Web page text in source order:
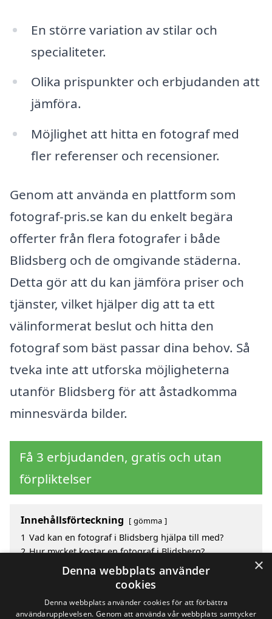
En större variation av stilar och
specialiteter.
Olika prispunkter och erbjudanden att
jämföra.
Möjlighet att hitta en fotograf med
fler referenser och recensioner.
Genom att använda en plattform som
fotograf-pris.se kan du enkelt begära
offerter från flera fotografer i både
Blidsberg och de omgivande städerna.
Detta gör att du kan jämföra priser och
tjänster, vilket hjälper dig att ta ett
välinformerat beslut och hitta den
fotograf som bäst passar dina behov. Så
tveka inte att utforska möjligheterna
utanför Blidsberg för att åstadkomma
minnesvärda bilder.
Få 3 erbjudanden, gratis och utan
förpliktelser
Innehållsförteckning gömma
1 Vad kan en fotograf i Blidsberg hjälpa till med?
2 Hur mycket kostar en fotograf i Blidsberg?
Fördelar med att välja fotograf i Blidsberg
Sök efter en skicklig fotograf i de omgivande
×
Denna webbplats använder
cookies
Denna webbplats använder cookies för att förbättra
användarupplevelsen. Genom att använda vår webbplats samtycker